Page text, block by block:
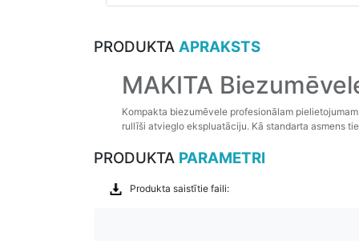
PRODUKTA APRAKSTS
MAKITA
Kompakta biezumēvele profesionālam
rullīši atvieglo ekspluatāciju. Kā standarta asmens
PRODUKTA PARAMETRI
Produkta saistītie faili: